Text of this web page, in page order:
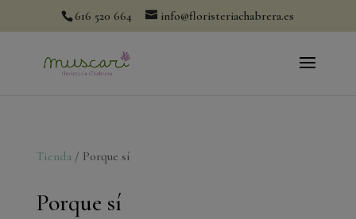
616 520 664 info@floristeriachabrera.es
Tienda/ Porque sí
Porque sí
modal-check